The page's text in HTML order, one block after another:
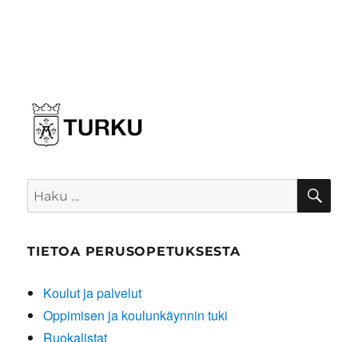
Etsi:
TIETOA PERUSOPETUKSESTA
Koulut ja palvelut
Oppimisen ja koulunkäynnin tuki
Ruokalistat